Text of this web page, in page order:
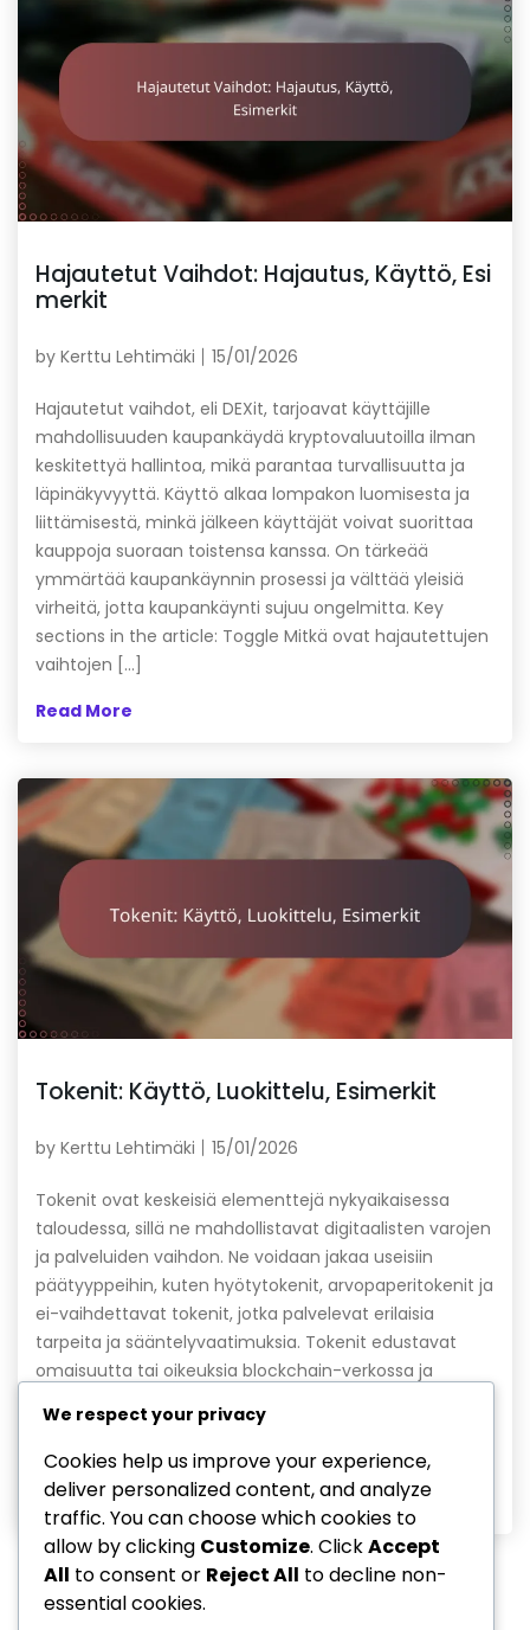
Hajautetut Vaihdot: Hajautus, Käyttö, Esi
merkit
by Kerttu Lehtimäki 15/01/2026
Hajautetut vaihdot, eli DEXit, tarjoavat käyttäjille
mahdollisuuden kaupankäydä kryptovaluutoilla ilman
keskitettyä hallintoa, mikä parantaa turvallisuutta ja
läpinäkyvyyttä. Käyttö alkaa lompakon luomisesta ja
liittämisestä, minkä jälkeen käyttäjät voivat suorittaa
kauppoja suoraan toistensa kanssa. On tärkeää
ymmärtää kaupankäynnin prosessi ja välttää yleisiä
virheitä, jotta kaupankäynti sujuu ongelmitta. Key
sections in the article: Toggle Mitkä ovat hajautettujen
vaihtojen […]
Read More
Tokenit: Käyttö, Luokittelu, Esimerkit
by Kerttu Lehtimäki 15/01/2026
Tokenit ovat keskeisiä elementtejä nykyaikaisessa
taloudessa, sillä ne mahdollistavat digitaalisten varojen
ja palveluiden vaihdon. Ne voidaan jakaa useisiin
päätyyppeihin, kuten hyötytokenit, arvopaperitokenit ja
ei-vaihdettavat tokenit, jotka palvelevat erilaisia
tarpeita ja sääntelyvaatimuksia. Tokenit edustavat
omaisuutta tai oikeuksia blockchain-verkossa ja
sopimusten avulla. Key sections in the article: Toggle
Miksi tokenit ovat tärkeitä? Tokenien […]
Read More
1 …
We respect your privacy
Cookies help us improve your experience,
deliver personalized content, and analyze
traffic. You can choose which cookies to
allow by clicking Customize. ClickAccept
All to consent or Reject All to decline non-
essential cookies.